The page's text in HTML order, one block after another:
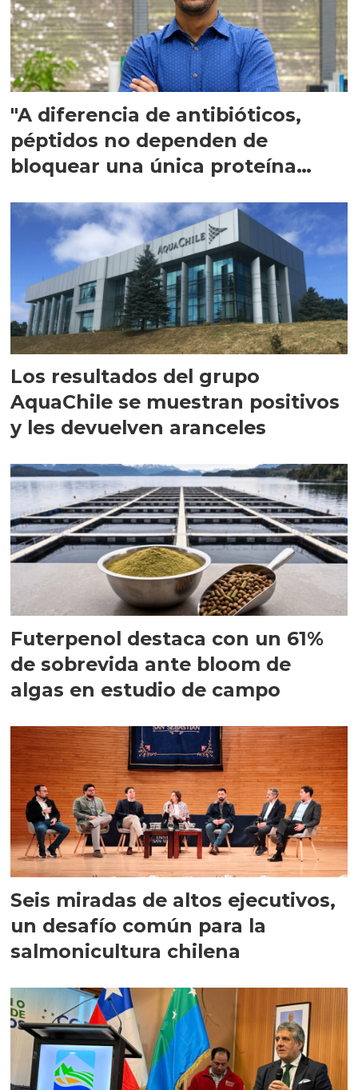
"A diferencia de antibióticos,
péptidos no dependen de
bloquear una única proteína
Los resultados del grupo
AquaChile se muestran positivos
y les devuelven aranceles
Futerpenol destaca con un 61%
de sobrevida ante bloom de
algas en estudio de campo
Seis miradas de altos ejecutivos,
un desafío común para la
salmonicultura chilena